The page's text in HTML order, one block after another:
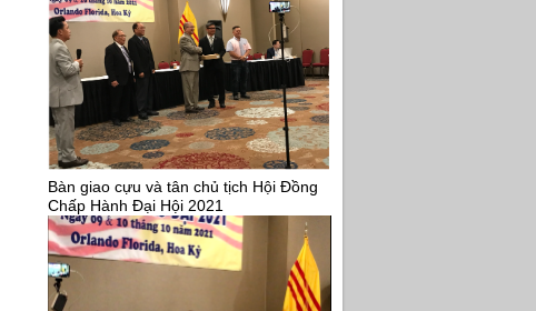
Bàn giao cựu và tân chủ tịch Hội Đồng
Chấp Hành Đại Hội 2021